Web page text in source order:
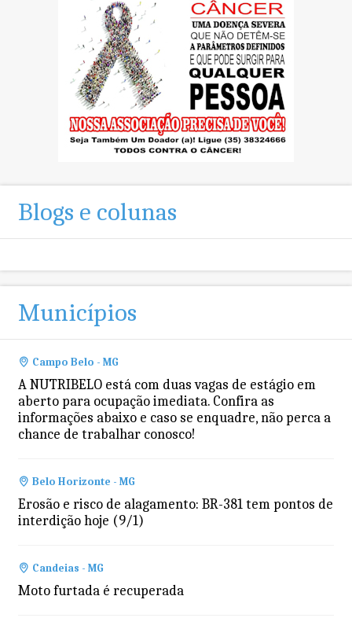
Blogs e colunas
Municípios
Campo Belo - MG
A NUTRIBELO está com duas vagas de estágio em
aberto para ocupação imediata. Confira as
informações abaixo e caso se enquadre, não perca a
chance de trabalhar conosco!
Belo Horizonte - MG
Erosão e risco de alagamento: BR-381 tem pontos de
interdição hoje (9/1)
Candeias - MG
Moto furtada é recuperada